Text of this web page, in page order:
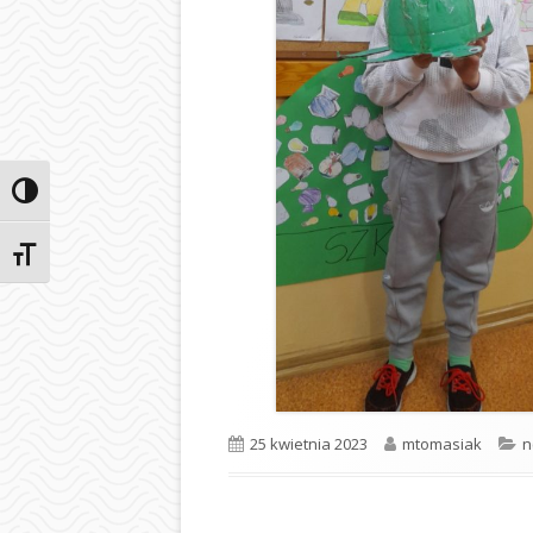
Przełącz wysoki kontrast
Zmień rozmiar czcionek
Opublikowano
25 kwietnia 2023 Autor
mtomasiak